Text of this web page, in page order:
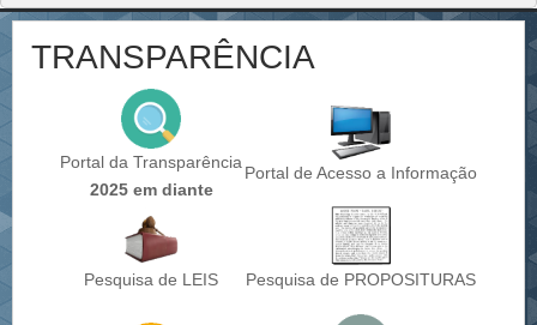
TRANSPARÊNCIA
Portal da Transparência
2025 em diante
Portal de Acesso a Informação
Pesquisa de LEIS Pesquisa de PROPOSITURAS